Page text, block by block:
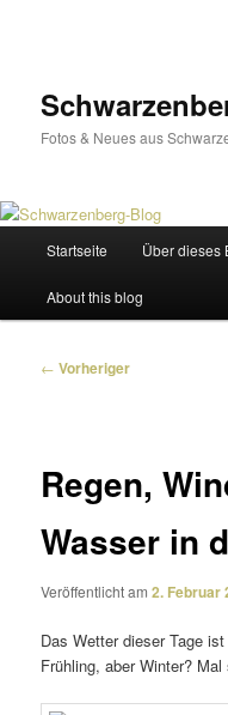
Fotos & Neues aus
Startseite Über dieses
About this blog
Beitragsnavigation
← Vorheriger
Regen,
Wasser in
Veröffentlicht am2. Februar
Das Wetter dieser Tage
Frühling, aber Winter?